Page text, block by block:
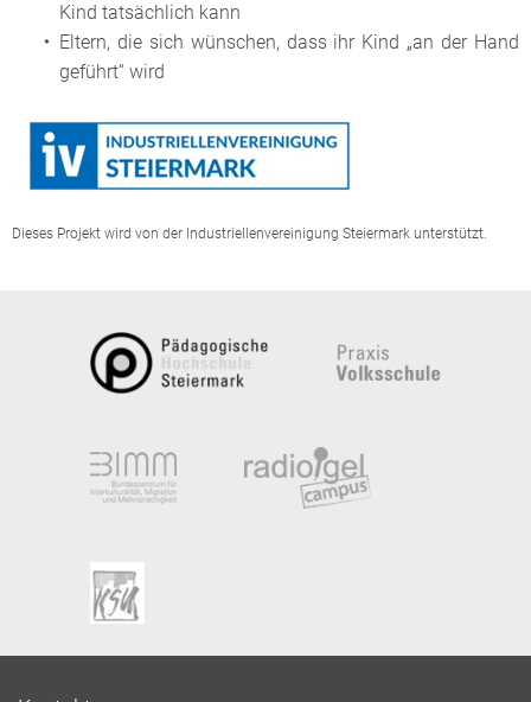
Kind tatsächlich kann
Eltern, die sich wünschen, dass ihr Kind „an der Hand
geführt“ wird
Dieses Projekt wird von der Industriellenvereinigung Steiermark unterstützt.